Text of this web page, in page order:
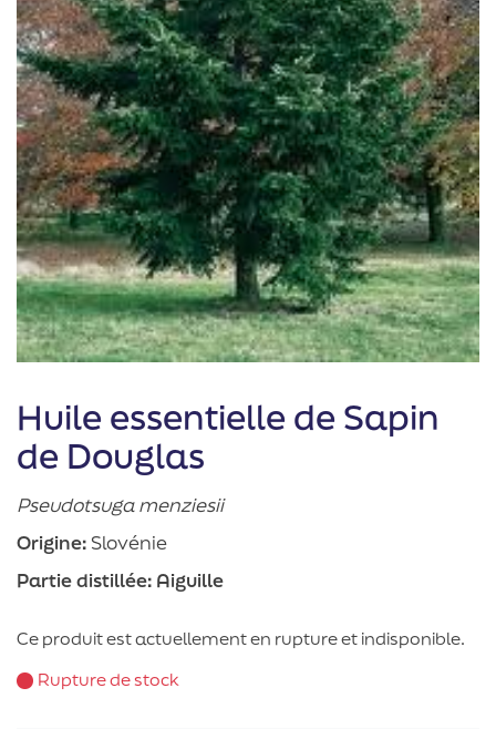
Huile essentielle de Sapin
de Douglas
Pseudotsuga menziesii
Origine: Slovénie
Partie distillée: Aiguille
Ce produit est actuellement en rupture et indisponible.
Rupture de stock